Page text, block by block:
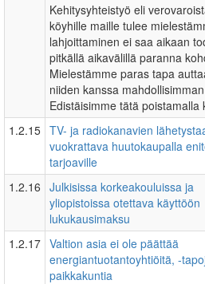
Kehitysyhteistyö eli
köyhille maille tulee
lahjoittaminen ei saa aikaan
pitkällä aikavälillä paranna
Mielestämme paras tapa
niiden kanssa
Edistäisimme tätä poistamalla
1.2.15 TV- ja radiokanavien
vuokrattava huutokaupalla
tarjoaville
1.2.16 Julkisissa korkeakouluissa ja
yliopistoissa otettava käyttöön
lukukausimaksu
1.2.17 Valtion asia ei ole päättää
energiantuotantoyhtiöitä, -
paikkakuntia